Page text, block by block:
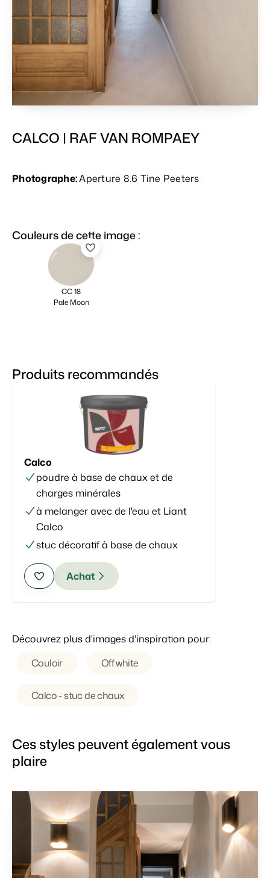
CALCO | RAF VAN ROMPAEY
Photographe:Aperture 8.6 Tine Peeters
Couleurs de cette image :
CC 18
Pale Moon
Produits recommandés
Calco
poudre à base de chaux et de
charges minérales
à melanger avec de l'eau et Liant
Calco
stuc décoratif à base de chaux
Achat
Découvrez plus d'images d'inspiration pour:
Couloir
Off white
Calco - stuc de chaux
Ces styles peuvent également vous
plaire